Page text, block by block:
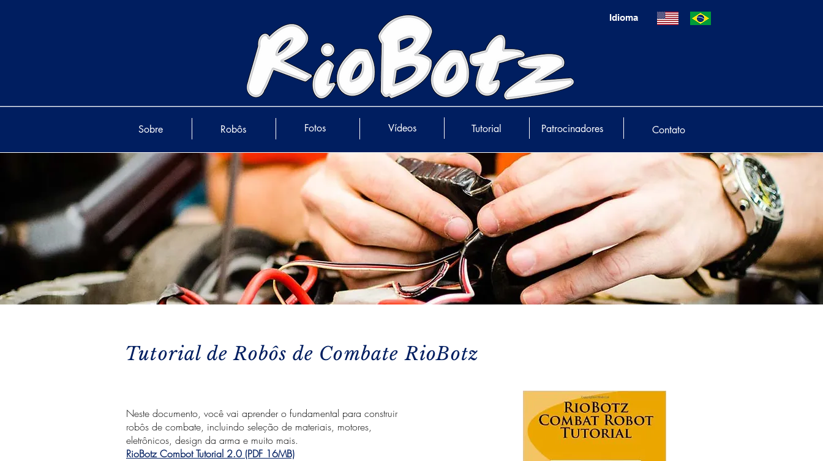
Fotos Vídeos Tutorial Patrocinadores Contato
Robôs
Sobre
Idioma
Tutorial de Robôs de Combate RioBotz
Neste documento, você vai aprender o fundamental para construir
robôs de combate, incluindo seleção de materiais, motores,
eletrônicos, design da arma e muito mais.
RioBotz Combot Tutorial 2.0 (PDF 16MB)